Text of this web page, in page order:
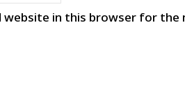
website in this browser for